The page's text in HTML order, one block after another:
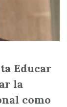
Educar
la
como